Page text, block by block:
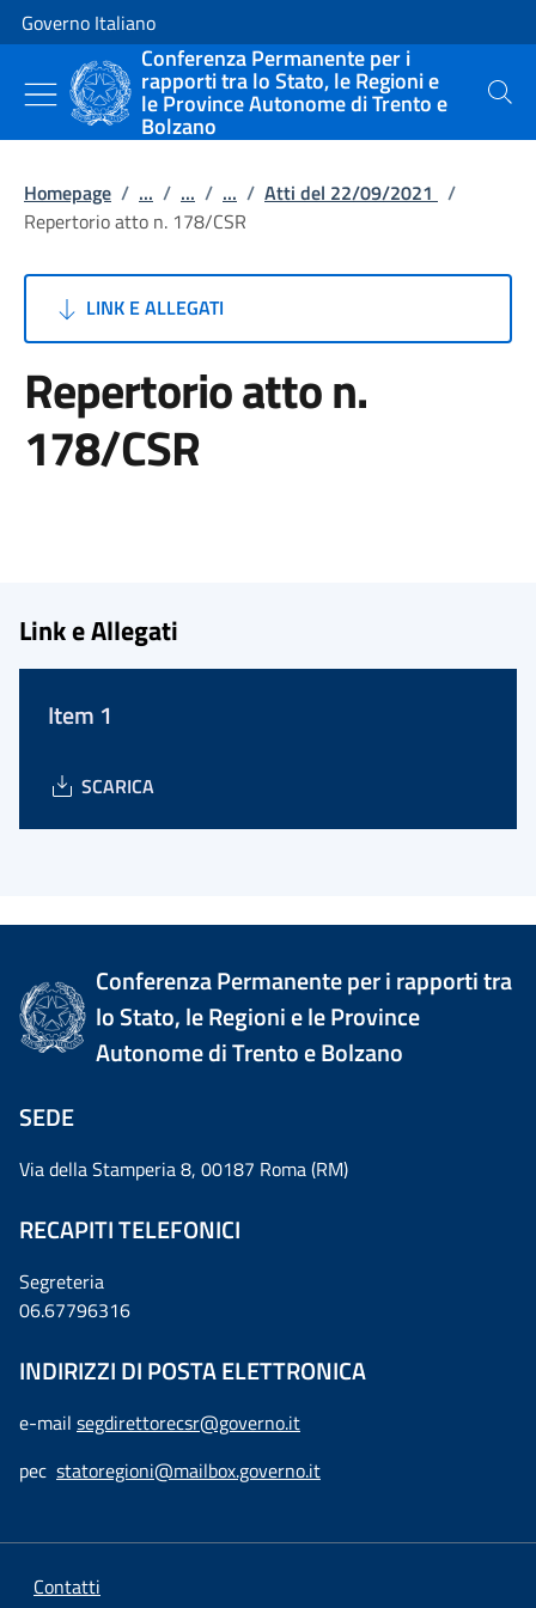
Vai al contenuto
Vai alla navigazione del sito
Governo Italiano
Conferenza Permanente per i
rapporti tra lo Stato, le Regioni e
le Province Autonome di Trento e
Bolzano
Cerca
Homepage / ... / ... / ... / Atti del 22/09/2021 /
Repertorio atto n. 178/CSR
LINK E ALLEGATI
Repertorio atto n.
178/CSR
Link e Allegati
Item 1
SCARICA
Conferenza Permanente per i rapporti tra
lo Stato, le Regioni e le Province
Autonome di Trento e Bolzano
SEDE
Via della Stamperia 8, 00187 Roma (RM)
RECAPITI TELEFONICI
Segreteria
06.67796316
INDIRIZZI DI POSTA ELETTRONICA
e-mail segdirettorecsr@governo.it
pec statoregioni@mailbox.governo.it
Contatti